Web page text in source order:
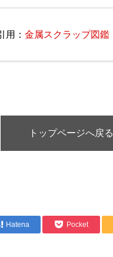
用： 金属スクラップ図鑑
トップページへ戻る
Hatena Pocket